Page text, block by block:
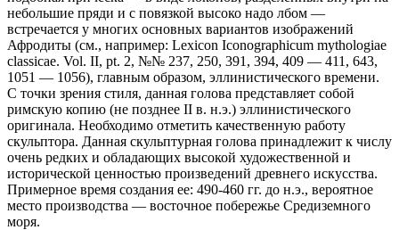
небольшие пряди и с повязкой высоко надо лбом —
встречается у многих основных вариантов изображений
Афродиты (см., например: Lexicon Iconographicum mythologiae
classicae. Vol. II, pt. 2, №№ 237, 250, 391, 394, 409 — 411, 643,
1051 — 1056), главным образом, эллинистического времени.
С точки зрения стиля, данная голова представляет собой
римскую копию (не позднее II в. н.э.) эллинистического
оригинала. Необходимо отметить качественную работу
скульптора. Данная скульптурная голова принадлежит к числу
очень редких и обладающих высокой художественной и
исторической ценностью произведений древнего искусства.
Примерное время создания ее: 490-460 гг. до н.э., вероятное
место производства — восточное побережье Средиземного
моря.